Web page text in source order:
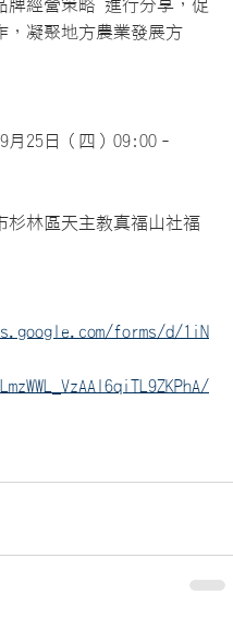
經營策略 進行分享，促
，凝聚地方農業發展方
月25日（四）09:00–
杉林區天主教真福山社福
forms/d/1iN